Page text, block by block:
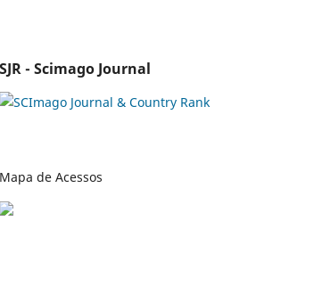
SJR - Scimago Journal
Mapa de Acessos